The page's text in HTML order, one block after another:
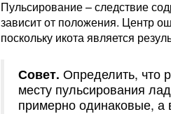
Пульсирование – следствие
зависит от положения. Центр
поскольку икота является
Совет. Определить, что
месту пульсирования
примерно одинаковые, а